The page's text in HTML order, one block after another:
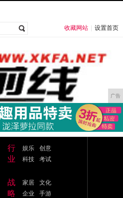
收藏网站 设置首页
广告
行
业
娱乐
创意
科技
考试
战
略
家居
文化
企业
手游